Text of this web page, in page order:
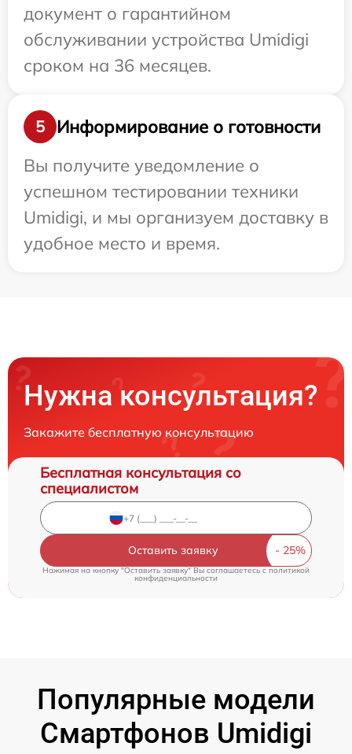
документ о гарантийном
обслуживании устройства Umidigi
сроком на 36 месяцев.
5
Информирование о готовности
Вы получите уведомление о
успешном тестировании техники
Umidigi, и мы организуем доставку в
удобное место и время.
Нужна консультация?
Закажите бесплатную консультацию
Бесплатная консультация со
специалистом
Оставить заявку
Нажимая на кнопку "Оставить заявку" Вы соглашаетесь c политикой
конфиденциальности
Популярные модели
Смартфонов Umidigi